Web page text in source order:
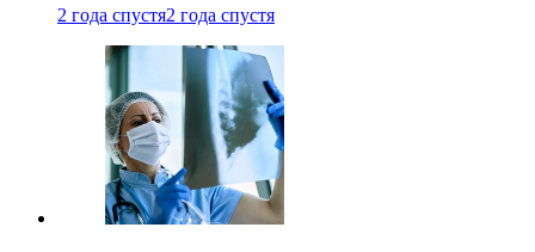
2 года спустя2 года спустя